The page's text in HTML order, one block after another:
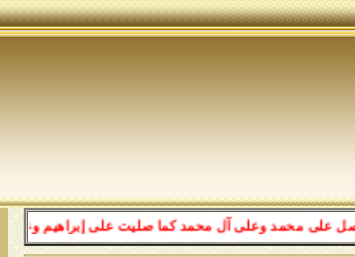
وعلى آل محمد كما صليت على إبراهيم وعلى آل